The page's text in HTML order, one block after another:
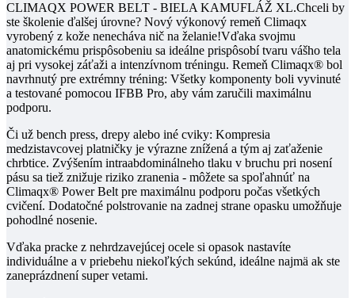
CLIMAQX POWER BELT - BIELA KAMUFLÁŽ XL.Chceli by
ste školenie ďalšej úrovne? Nový výkonový remeň Climaqx
vyrobený z kože nenecháva nič na želanie!Vďaka svojmu
anatomickému prispôsobeniu sa ideálne prispôsobí tvaru vášho tela
aj pri vysokej záťaži a intenzívnom tréningu. Remeň Climaqx® bol
navrhnutý pre extrémny tréning: Všetky komponenty boli vyvinuté
a testované pomocou IFBB Pro, aby vám zaručili maximálnu
podporu.
Či už bench press, drepy alebo iné cviky: Kompresia
medzistavcovej platničky je výrazne znížená a tým aj zaťaženie
chrbtice. Zvýšením intraabdominálneho tlaku v bruchu pri nosení
pásu sa tiež znižuje riziko zranenia - môžete sa spoľahnúť na
Climaqx® Power Belt pre maximálnu podporu počas všetkých
cvičení. Dodatočné polstrovanie na zadnej strane opasku umožňuje
pohodlné nosenie.
Vďaka pracke z nehrdzavejúcej ocele si opasok nastavíte
individuálne a v priebehu niekoľkých sekúnd, ideálne najmä ak ste
zaneprázdnení super vetami.